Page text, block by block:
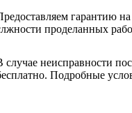
гарантию
проделанных
случае неисправности
Подробные